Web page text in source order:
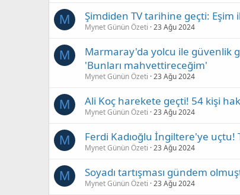
M Şimdiden TV tarihine geçti: Eşim
Mynet Günün Özeti 23 Ağu 2024
M
Marmaray'da yolcu ile güvenlik
'Bunları mahvettireceğim'
Mynet Günün Özeti 23 Ağu 2024
M Ali Koç harekete geçti! 54 kişi
Mynet Günün Özeti 23 Ağu 2024
M Ferdi Kadıoğlu İngiltere'ye uçtu!
Mynet Günün Özeti 23 Ağu 2024
M Soyadı tartışması gündem
Mynet Günün Özeti 23 Ağu 2024